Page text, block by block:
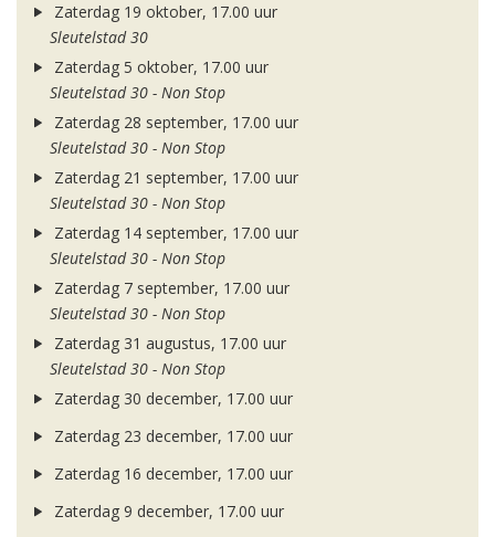
Zaterdag 19 oktober, 17.00 uur
Sleutelstad 30
Zaterdag 5 oktober, 17.00 uur
Sleutelstad 30 - Non Stop
Zaterdag 28 september, 17.00 uur
Sleutelstad 30 - Non Stop
Zaterdag 21 september, 17.00 uur
Sleutelstad 30 - Non Stop
Zaterdag 14 september, 17.00 uur
Sleutelstad 30 - Non Stop
Zaterdag 7 september, 17.00 uur
Sleutelstad 30 - Non Stop
Zaterdag 31 augustus, 17.00 uur
Sleutelstad 30 - Non Stop
Zaterdag 30 december, 17.00 uur
Zaterdag 23 december, 17.00 uur
Zaterdag 16 december, 17.00 uur
Zaterdag 9 december, 17.00 uur